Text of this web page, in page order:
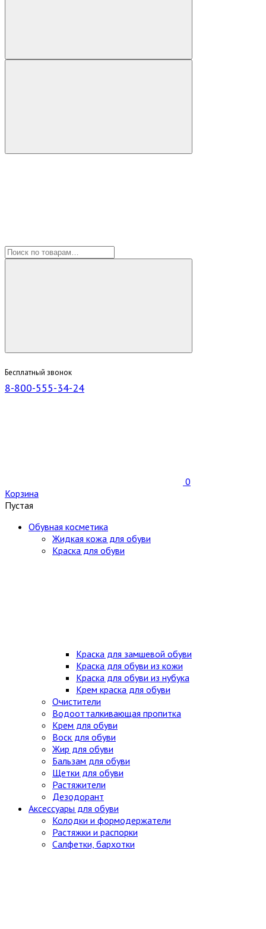
Бесплатный звонок
8-800-555-34-24
0
Корзина
Пустая
Обувная косметика
Жидкая кожа для обуви
Краска для обуви
Краска для замшевой обуви
Краска для обуви из кожи
Краска для обуви из нубука
Крем краска для обуви
Очистители
Водоотталкивающая пропитка
Крем для обуви
Воск для обуви
Жир для обуви
Бальзам для обуви
Щетки для обуви
Растяжители
Дезодорант
Аксессуары для обуви
Колодки и формодержатели
Растяжки и распорки
Салфетки, бархотки